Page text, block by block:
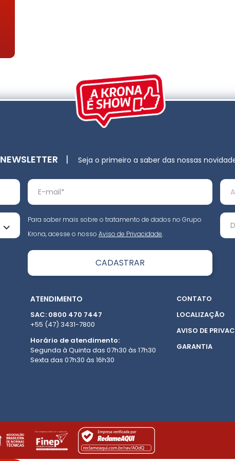
NEWSLETTER | Seja o primeiro a saber das nossas
Para saber mais sobre o tratamento de dados no Grupo
Krona, acesse o nosso Aviso de Privacidade.
ATENDIMENTO
SAC: 0800 470 7447
+55 (47) 3431-7800
Horário de atendimento:
Segunda à Quinta das 07h30 às 17h30
Sexta das 07h30 às 16h30
CONTATO
LOCALIZAÇÃO
AVISO DE
GARANTIA